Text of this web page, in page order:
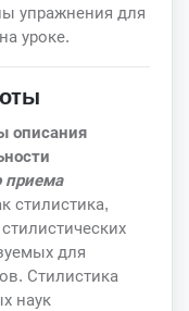
упражнения для
уроке.
описания
приема
стилистика,
для
Стилистика
наук